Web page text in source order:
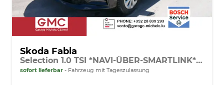
Skoda Fabia
Selection 1.0 TSI *NAVI-ÜBER-SMARTLINK*PDC-HI*LED*SHZ*KLIMA*RADIO
sofort lieferbar Fahrzeug mit Tageszulassung